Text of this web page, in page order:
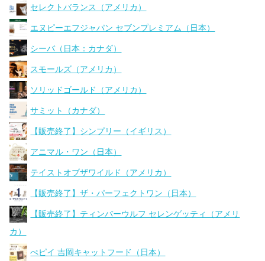
セレクトバランス（アメリカ）
エヌピーエフジャパン セブンプレミアム（日本）
シーバ（日本：カナダ）
スモールズ（アメリカ）
ソリッドゴールド（アメリカ）
サミット（カナダ）
【販売終了】シンプリー（イギリス）
アニマル・ワン（日本）
テイストオブザワイルド（アメリカ）
【販売終了】ザ・パーフェクトワン（日本）
【販売終了】ティンバーウルフ セレンゲッティ（アメリ
カ）
ぺピイ 吉岡キャットフード（日本）